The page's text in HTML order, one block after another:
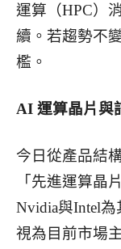
運算（HPC）
續。若趨勢不
檻。
AI 運算晶片與
今日從產品結
「先進運算晶
Nvidia與Intel為
視為目前市場